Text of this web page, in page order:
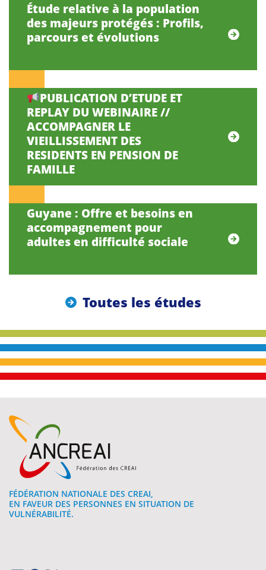
Étude relative à la population
des majeurs protégés : Profils,
parcours et évolutions
PUBLICATION D’ETUDE ET
REPLAY DU WEBINAIRE //
ACCOMPAGNER LE
VIEILLISSEMENT DES
RESIDENTS EN PENSION DE
FAMILLE
Guyane : Offre et besoins en
accompagnement pour
adultes en difficulté sociale
Toutes les études
FÉDÉRATION NATIONALE DES CREAI,
EN FAVEUR DES PERSONNES EN SITUATION DE
VULNÉRABILITÉ.